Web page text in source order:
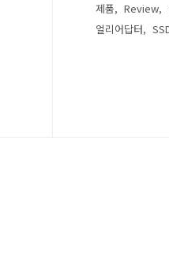
제품
Review
얼리어답터